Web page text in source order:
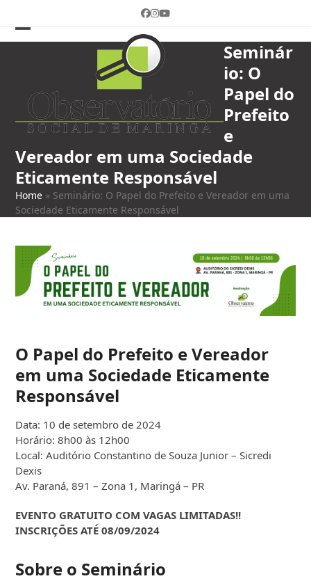
Facebook
Instagram
YouTube
Open
menu
Close
menu
Seminár
io: O
Papel do
Prefeito
e
Vereador em uma Sociedade
Eticamente Responsável
Home » Seminário: O Papel do Prefeito e Vereador em uma
Sociedade Eticamente Responsável
O Papel do Prefeito e Vereador
em uma Sociedade Eticamente
Responsável
Data: 10 de setembro de 2024
Horário: 8h00 às 12h00
Local: Auditório Constantino de Souza Junior – Sicredi
Dexis
Av. Paraná, 891 – Zona 1, Maringá – PR
EVENTO GRATUITO COM VAGAS LIMITADAS!!
INSCRIÇÕES ATÉ 08/09/2024
Sobre o Seminário